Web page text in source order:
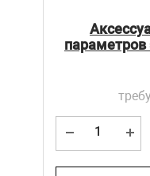
параметров